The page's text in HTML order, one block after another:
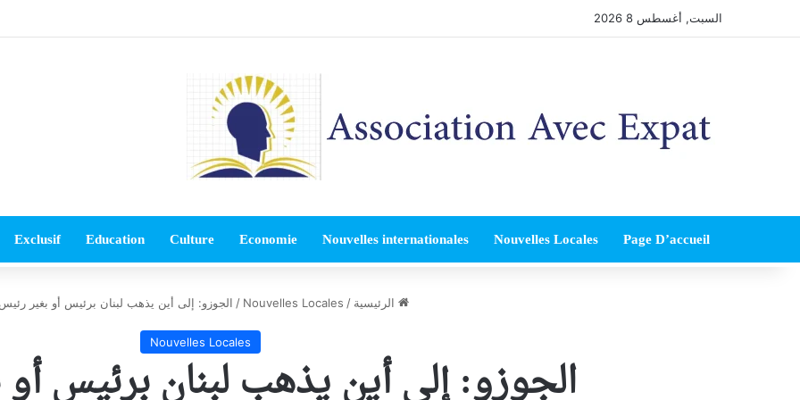
السبت, أغسطس 8 2026
Page D’accueil
Nouvelles Locales
Nouvelles internationales
Economie
Culture
Education
Exclusif
الرئيسية /
Nouvelles Locales
/ الجوزو: إلى أين يذهب لبنان برئيس أو بغير
Nouvelles Locales
الجوزو: إلى أين يذهب لبنان برئيس